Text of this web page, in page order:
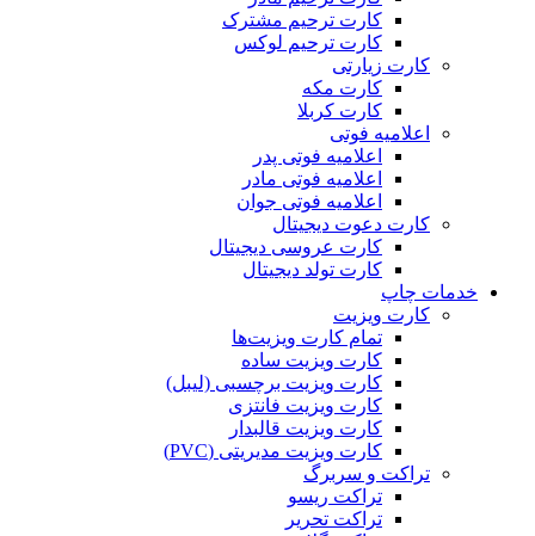
کارت ترحیم مشترک
کارت ترحیم لوکس
کارت زیارتی
کارت مکه
کارت کربلا
اعلامیه فوتی
اعلامیه فوتی پدر
اعلامیه فوتی مادر
اعلامیه فوتی جوان
کارت دعوت دیجیتال
کارت عروسی دیجیتال
کارت تولد دیجیتال
خدمات چاپ
کارت ویزیت
تمام کارت ویزیت‌ها
کارت ویزیت ساده
کارت ویزیت برچسبی (لیبل)
کارت ویزیت فانتزی
کارت ویزیت قالبدار
کارت ویزیت مدیریتی (PVC)
تراکت و سربرگ
تراکت ریسو
تراکت تحریر